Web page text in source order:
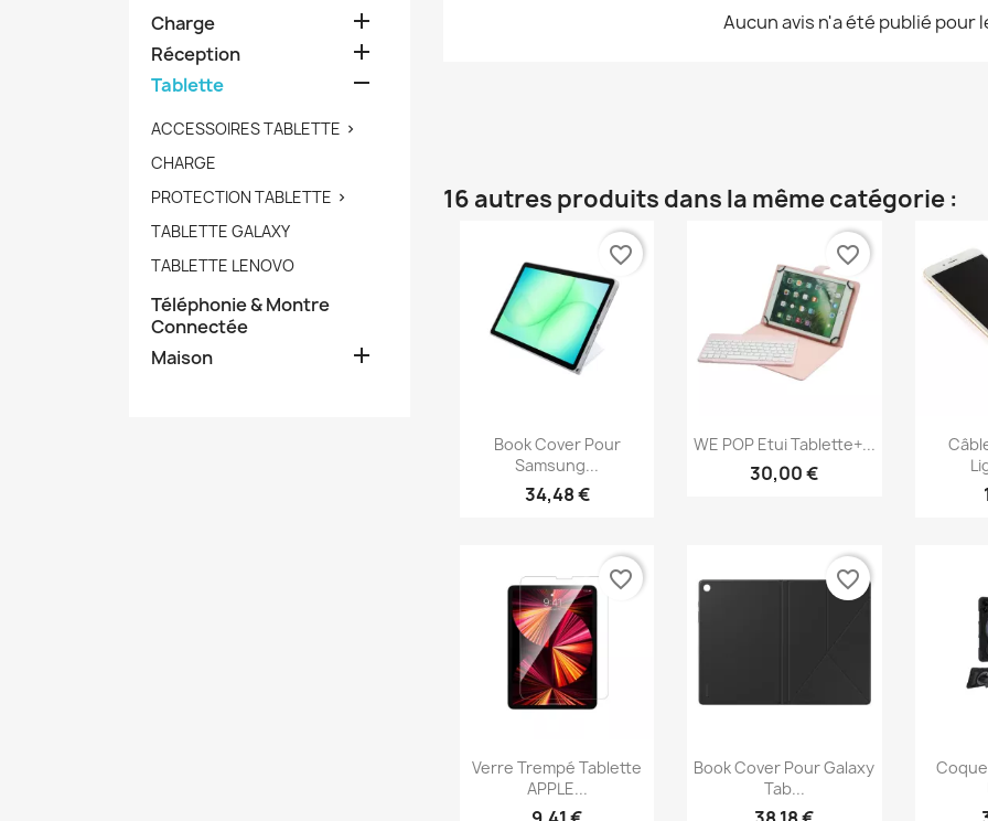
Charge 
Réception 
Tablette 
ACCESSOIRES TABLETTE 
CHARGE
PROTECTION TABLETTE 
TABLETTE GALAXY
TABLETTE LENOVO
Téléphonie & Montre
Connectée
Maison

Aucun avis n'a été publié pour
16 autres produits dans la même catégorie :
Aperçu rapide
Book Cover Pour
Samsung...
34,48 €
favorite_border
Aperçu rapide
WE POP Etui Tablette+...
30,00 €
favorite_border

Aperçu rapide
Verre Trempé Tablette
APPLE...
favorite_border
Aperçu rapide
Book Cover Pour Galaxy
Tab...
favorite_border
